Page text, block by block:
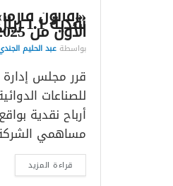
«أفالون
الأول من 2025
بواسطة عبد الحليم
قرر مجلس
للصناعات
مساهمي
قراءة المزيد